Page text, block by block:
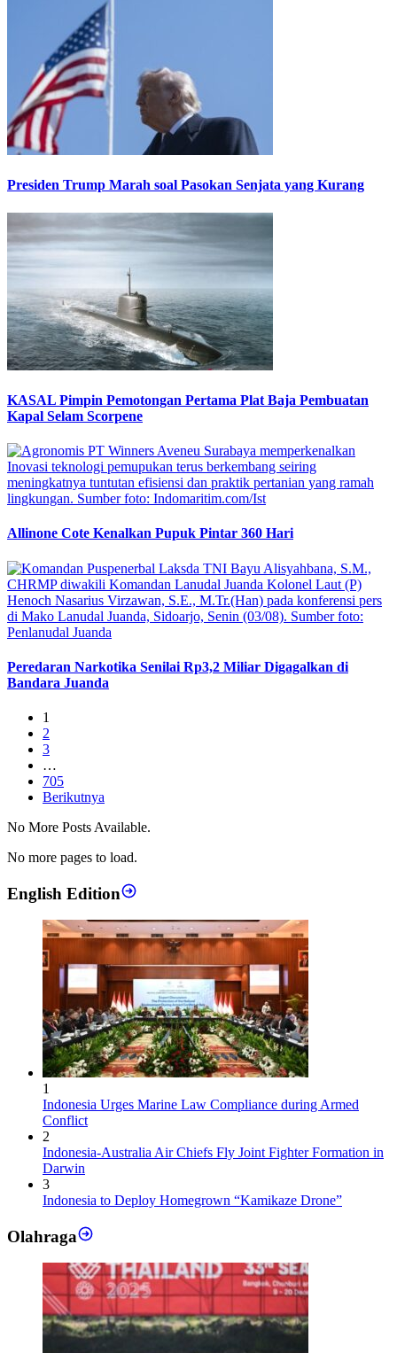
Presiden Trump Marah soal Pasokan Senjata yang Kurang
KASAL Pimpin Pemotongan Pertama Plat Baja Pembuatan
Kapal Selam Scorpene
Allinone Cote Kenalkan Pupuk Pintar 360 Hari
Peredaran Narkotika Senilai Rp3,2 Miliar Digagalkan di
Bandara Juanda
1
2
3
…
705
Berikutnya
No More Posts Available.
No more pages to load.
English Edition
1
Indonesia Urges Marine Law Compliance during Armed
Conflict
2
Indonesia-Australia Air Chiefs Fly Joint Fighter Formation in
Darwin
3
Indonesia to Deploy Homegrown “Kamikaze Drone”
Olahraga